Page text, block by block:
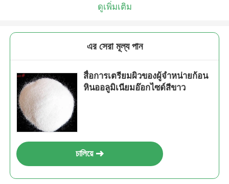
ดูเพิ่มเติม
এর সেরা মূল্য পান
สื่อการเตรียมผิวของผู้จําหน่ายก้อน
หินออลูมิเนียมอ๊อกไซด์สีขาว
চালিয়ে